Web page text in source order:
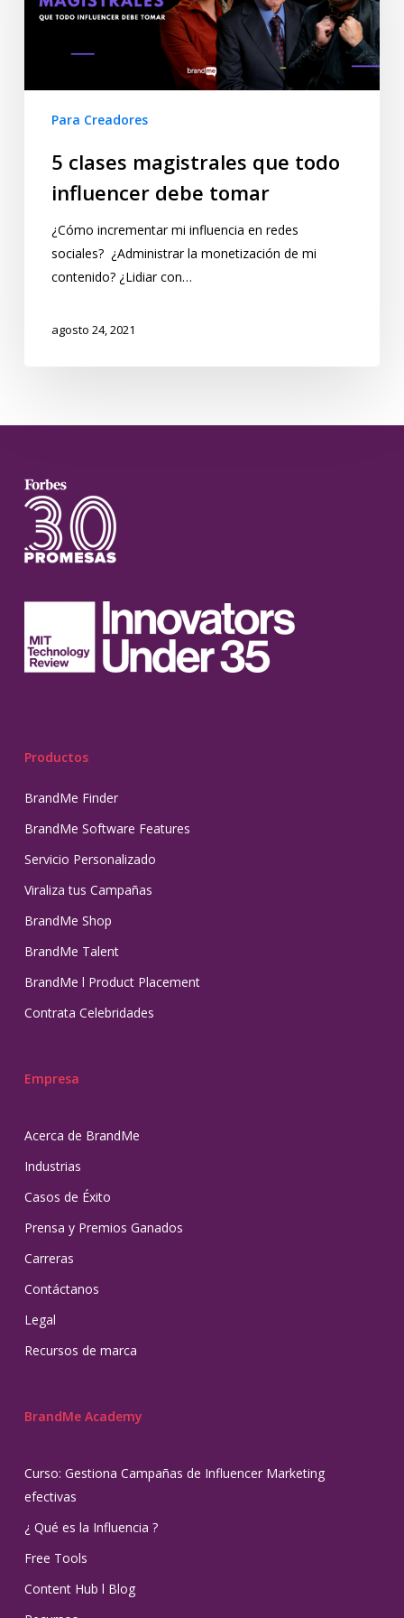
Para Creadores
5 clases magistrales que todo
influencer debe tomar
¿Cómo incrementar mi influencia en redes
sociales? ¿Administrar la monetización de mi
contenido? ¿Lidiar con…
agosto 24, 2021
Productos
BrandMe Finder
BrandMe Software Features
Servicio Personalizado
Viraliza tus Campañas
BrandMe Shop
BrandMe Talent
BrandMe l Product Placement
Contrata Celebridades
Empresa
Acerca de BrandMe
Industrias
Casos de Éxito
Prensa y Premios Ganados
Carreras
Contáctanos
Legal
Recursos de marca
BrandMe Academy
Curso: Gestiona Campañas de Influencer Marketing
efectivas
¿ Qué es la Influencia ?
Free Tools
Content Hub l Blog